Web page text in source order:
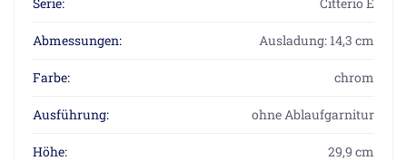
Abmessungen: Ausladung: 14,3 cm
Farbe: chrom
Ausführung: ohne Ablaufgarnitur
Höhe: 29,9 cm